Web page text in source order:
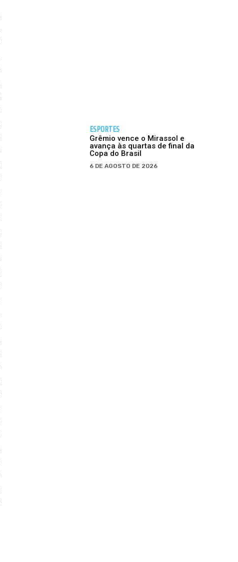
ESPORTES
Grêmio vence o Mirassol e
avança às quartas de final da
Copa do Brasil
6 DE AGOSTO DE 2026